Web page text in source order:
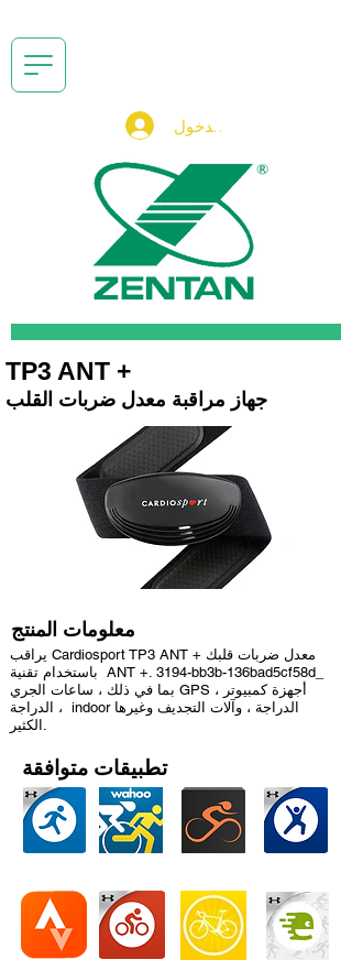
تسجيل الدخول
TP3 ANT +
جهاز مراقبة معدل ضربات القلب
معلومات المنتج
يراقب Cardiosport TP3 ANT + معدل ضربات قلبك
باستخدام تقنية ANT +. 3194-bb3b-136bad5cf58d_
بما في ذلك ، ساعات الجري GPS ، أجهزة كمبيوتر
الدراجة ، indoor الدراجة ، وآلات التجديف وغيرها
الكثير.
تطبيقات متوافقة